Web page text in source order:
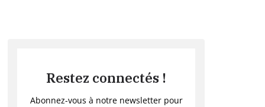
Restez connectés !
Abonnez-vous à notre newsletter pour